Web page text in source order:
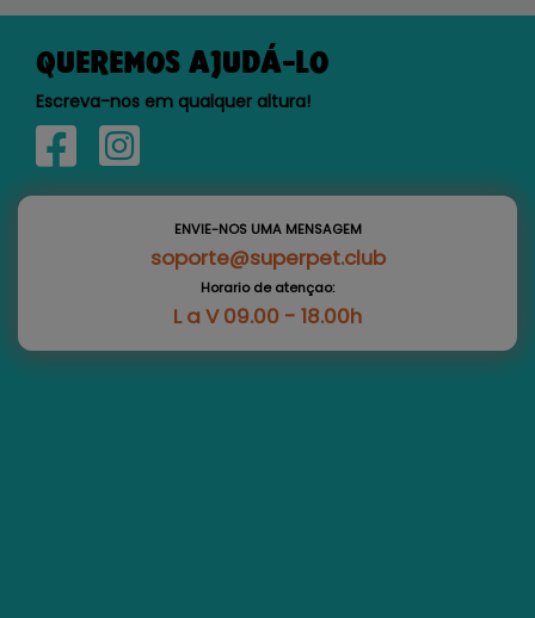
QUEREMOS AJUDÁ-LO
Escreva-nos em qualquer altura!
ENVIE-NOS UMA MENSAGEM
soporte@superpet.club
Horario de atençao:
L a V 09.00 - 18.00h